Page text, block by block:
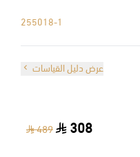
255018-1
عرض دليل القياسات
308
489